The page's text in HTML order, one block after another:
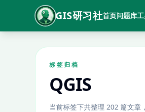
GIS研习社首页问题库
标签归档
QGIS
当前标签下共整理 202 篇文章